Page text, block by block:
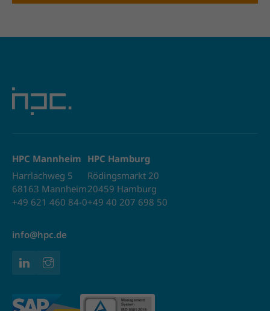
HPC Mannheim
Harrlachweg 5
68163 Mannheim
+49 621 460 84-0
HPC Hamburg
Rödingsmarkt 20
20459 Hamburg
+49 40 207 698 50
info@hpc.de